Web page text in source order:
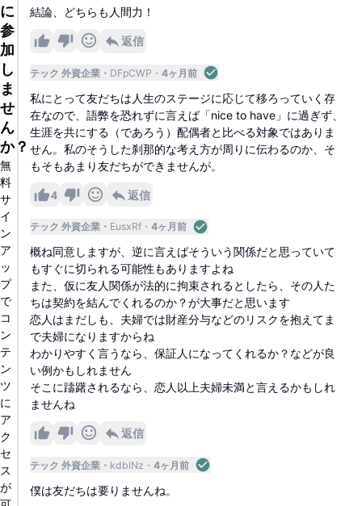
に
参
加
し
ま
せ
ん
か？
無
料
サ
イ
ン
ア
ッ
プ
で
コ
ン
テ
ン
ツ
に
ア
ク
セ
ス
が
可
結論、どちらも人間力！
返信
テック 外資企業 DFpCWP 4ヶ月前
私にとって友だちは人生のステージに応じて移ろっていく存
在なので、語弊を恐れずに言えば「nice to have」に過ぎず、
生涯を共にする（であろう）配偶者と比べる対象ではありま
せん。私のそうした刹那的な考え方が周りに伝わるのか、そ
もそもあまり友だちができませんが。
4 返信
テック 外資企業 EusxRf 4ヶ月前
概ね同意しますが、逆に言えばそういう関係だと思っていて
もすぐに切られる可能性もありますよね
また、仮に友人関係が法的に拘束されるとしたら、その人た
ちは契約を結んでくれるのか？が大事だと思います
恋人はまだしも、夫婦では財産分与などのリスクを抱えてま
で夫婦になりますからね
わかりやすく言うなら、保証人になってくれるか？などが良
い例かもしれません
そこに躊躇されるなら、恋人以上夫婦未満と言えるかもしれ
ませんね
返信
テック 外資企業 kdblNz 4ヶ月前
僕は友だちは要りませんね。